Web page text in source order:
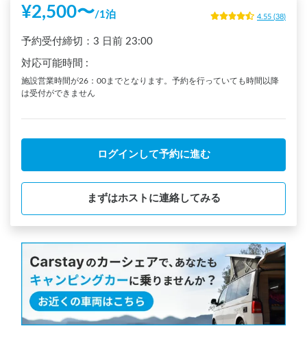
¥2,500〜/1泊 4.55 (38)
予約受付締切： 3 日前 23:00
対応可能時間 :
施設営業時間が26：00までとなります。予約を行っていても時間以降
は受付ができません
ログインして予約に進む
まずはホストに連絡してみる